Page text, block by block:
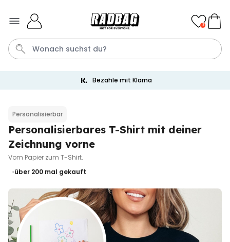
Personalisierbar
mit Getränken und Spruch
Personalisierbar
Personalisierbares Retro-
Handtuch mit Text
über 2.400
mal gekauft
34,99 €
0
Bezahle mit Klarna
Personalisierbar
Personalisierbares T-Shirt mit deiner
Zeichnung vorne
Vom Papier zum T-Shirt.
über 200 mal gekauft